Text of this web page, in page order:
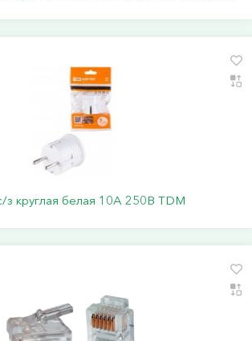
з круглая белая 10А 250В TDM